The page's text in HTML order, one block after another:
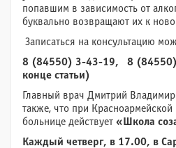
попавшим в зависимость от
буквально возвращают их к
Записаться на консультацию
8 (84550) 3-43-19, 8 (84550)
конце статьи)
Главный врач Дмитрий
также, что при Красноармейской
больнице действует «Школа
Каждый четверг, в 17.00, в